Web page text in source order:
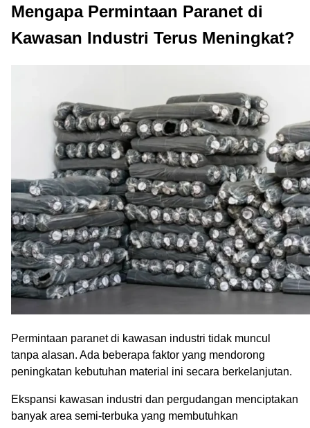
Mengapa Permintaan Paranet di
Kawasan Industri Terus Meningkat?
Permintaan paranet di kawasan industri tidak muncul
tanpa alasan. Ada beberapa faktor yang mendorong
peningkatan kebutuhan material ini secara berkelanjutan.
Ekspansi kawasan industri dan pergudangan menciptakan
banyak area semi-terbuka yang membutuhkan